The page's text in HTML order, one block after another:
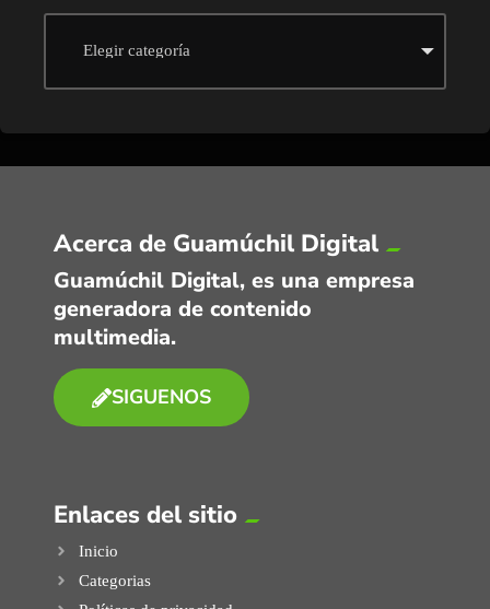
Acerca de Guamúchil Digital
Guamúchil Digital, es una empresa
generadora de contenido
multimedia.
SIGUENOS
Enlaces del sitio
Inicio
Categorias